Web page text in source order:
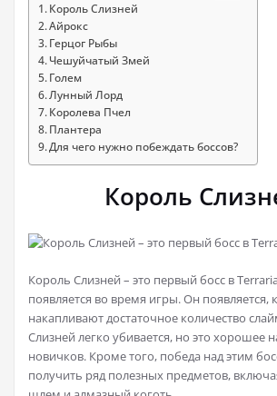
Король Слизней
Айрокс
Герцог Рыбы
Чешуйчатый Змей
Голем
Лунный Лорд
Королева Пчел
Плантера
Для чего нужно побеждать боссов?
Король
Король Слизней – это первый босс в
появляется во время игры. Он появляется,
накапливают достаточное количество
Слизней легко убивается, но это хорошее
новичков. Кроме того, победа над этим
получить ряд полезных предметов,